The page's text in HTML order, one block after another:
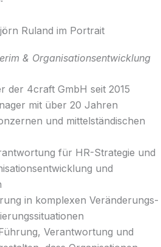
& Organisationsentwicklung
der 4craft GmbH seit 2015
mit über 20 Jahren
und mittelständischen
für HR-Strategie und
und
in komplexen Veränderungs-
Verantwortung und